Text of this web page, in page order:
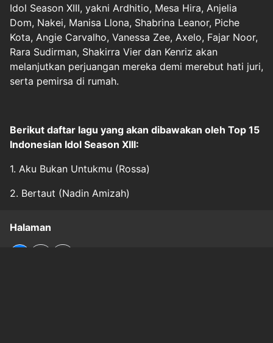
Idol Season XIII, yakni Ardhitio, Mesa Hira, Anjelia
Dom, Nakei, Manisa Llona, Shabrina Leanor, Piche
Kota, Angie Carvalho, Vanessa Zee, Axelo, Fajar Noor,
Rara Sudirman, Shakirra Vier dan Kenriz akan
melanjutkan perjuangan mereka demi merebut hati juri,
serta pemirsa di rumah.
Berikut daftar lagu yang akan dibawakan oleh Top 15
Indonesian Idol Season XIII:
1. Aku Bukan Untukmu (Rossa)
2. Bertaut (Nadin Amizah)
Halaman